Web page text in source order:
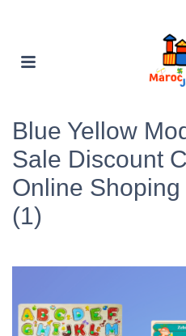
Blue Yellow
Sale Discount
Online
(1)